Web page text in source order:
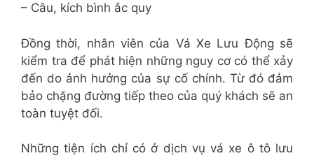
– Câu, kích bình ắc quy
Đồng thời, nhân viên của Vá Xe Lưu Động sẽ
kiểm tra để phát hiện những nguy cơ có thể xảy
đến do ảnh hưởng của sự cố chính. Từ đó đảm
bảo chặng đường tiếp theo của quý khách sẽ an
toàn tuyệt đối.
Những tiện ích chỉ có ở dịch vụ vá xe ô tô lưu